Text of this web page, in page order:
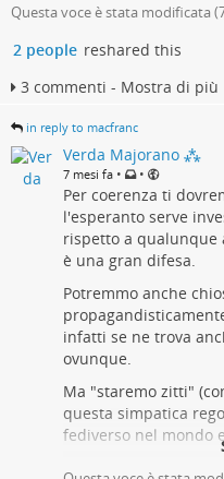
macfranc
Queste sono le nuove regole:
utente in qualsiasi
motivazioni perché
sé stessi, la serenità
Rispetto: il confronto
non sprezzante né
con sensibilità
bacheca pubblica
Accessibilità: descrivi
testo alternativo: c'è
Divieti: sono vietati
omofobia, transfobia,
allusive, spam,
potenze straniere;
attivato
Questa voce è stata modificata (
2 people reshared this
3 commenti - Mostra di più
in reply to macfranc
Verda Majorano ⁂
7 mesi fa • •
Per coerenza ti
l'esperanto serve
rispetto a qualunque
è una gran difesa.
Potremmo anche
infatti se ne trova
ovunque.
Ma "staremo zitti"
questa simpatica
fediverso nel mondo